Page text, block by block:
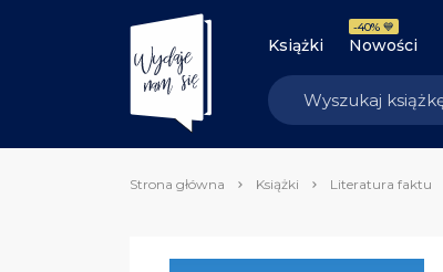
Książki Nowości
-40% 💙
Strona główna Książki Literatura faktu